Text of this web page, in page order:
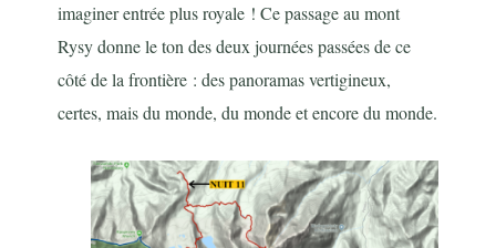
imaginer entrée plus royale ! Ce passage au mont
Rysy donne le ton des deux journées passées de ce
côté de la frontière : des panoramas vertigineux,
certes, mais du monde, du monde et encore du monde.